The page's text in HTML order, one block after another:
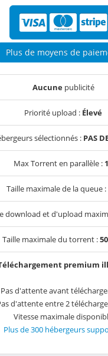
Plus de moyens de
Aucunepublicité
Priorité upload : Élevé
sélectionnés : PAS
Max Torrent en parallèle :
Taille maximale de la queue :
download et d'upload
Taille maximale du torrent :
premium
Pas d'attente avant
d'attente entre 2
Vitesse maximale
Plus de 300 hébergeurs